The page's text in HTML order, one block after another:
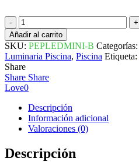
PROYECTOR
SUPERFICIE
MINI
150mm
6000K
12VAC
PEPLEDMINI-
B
BSV
ELECTRONIC
cantidad
Añadir al carrito
SKU: PEPLEDMINI-B Categorías:
Luminaria Piscina, Piscina Etiqueta:
Share
Share Share
Love0
Descripción
Información adicional
Valoraciones (0)
Descripción